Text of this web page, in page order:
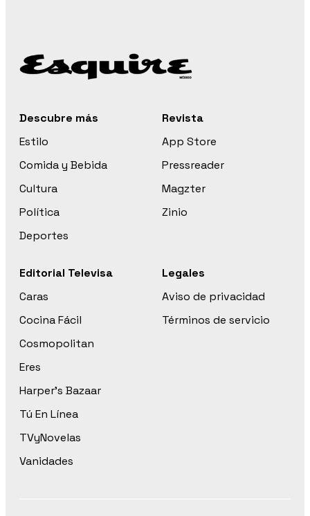
Descubre más
Estilo
Comida y Bebida
Cultura
Política
Deportes
Revista
App Store
Pressreader
Magzter
Zinio
Editorial Televisa
Caras
Cocina Fácil
Cosmopolitan
Eres
Harper’s Bazaar
Tú En Línea
TVyNovelas
Vanidades
Legales
Aviso de privacidad
Términos de servicio